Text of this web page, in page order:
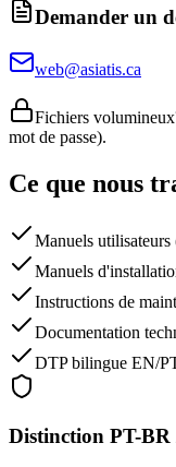
Demander un
web@asiatis.ca
Fichiers
mot de passe).
Ce que nous
Manuels
Manuels
Instructions de
Documentation
DTP bilingue EN/
Distinction PT-BR